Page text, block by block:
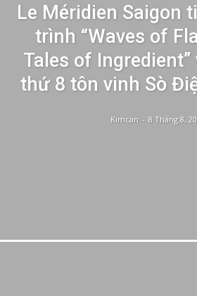
Le Méridien Saigon
trình “Waves of
Tales of
thứ 8 tôn vinh Sò
Kimcan - 8 Tháng 8,